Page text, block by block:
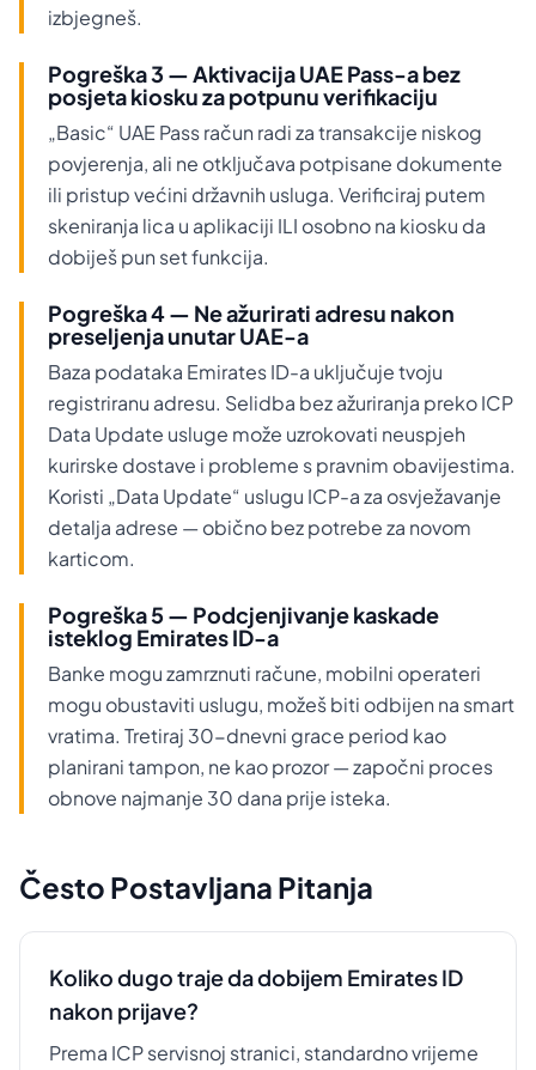
izbjegneš.
Pogreška 3 — Aktivacija UAE Pass-a bez
posjeta kiosku za potpunu verifikaciju
„Basic“ UAE Pass račun radi za transakcije niskog
povjerenja, ali ne otključava potpisane dokumente
ili pristup većini državnih usluga. Verificiraj putem
skeniranja lica u aplikaciji ILI osobno na kiosku da
dobiješ pun set funkcija.
Pogreška 4 — Ne ažurirati adresu nakon
preseljenja unutar UAE-a
Baza podataka Emirates ID-a uključuje tvoju
registriranu adresu. Selidba bez ažuriranja preko ICP
Data Update usluge može uzrokovati neuspjeh
kurirske dostave i probleme s pravnim obavijestima.
Koristi „Data Update“ uslugu ICP-a za osvježavanje
detalja adrese — obično bez potrebe za novom
karticom.
Pogreška 5 — Podcjenjivanje kaskade
isteklog Emirates ID-a
Banke mogu zamrznuti račune, mobilni operateri
mogu obustaviti uslugu, možeš biti odbijen na smart
vratima. Tretiraj 30-dnevni grace period kao
planirani tampon, ne kao prozor — započni proces
obnove najmanje 30 dana prije isteka.
Često Postavljana Pitanja
Koliko dugo traje da dobijem Emirates ID
nakon prijave?
Prema ICP servisnoj stranici, standardno vrijeme